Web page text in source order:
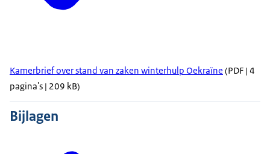
Kamerbrief over stand van zaken winterhulp Oekraïne (PDF | 4
pagina's | 209 kB)
Bijlagen